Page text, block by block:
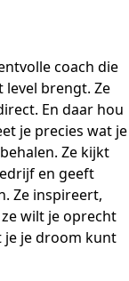
coach die
level brengt. Ze
En daar hou
je precies wat je
Ze kijkt
en geeft
Ze inspireert,
wilt je oprecht
je je droom kunt